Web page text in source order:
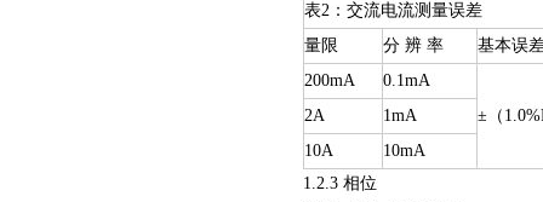
表2：交流电流测量误差
量限
分 辨 率
基本误
200mA
0.1mA
±（
2A
1mA
10A
10mA
1.2.3 相位